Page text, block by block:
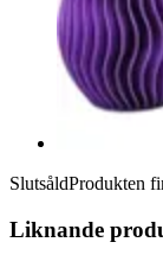
SlutsåldProdukten
Liknande